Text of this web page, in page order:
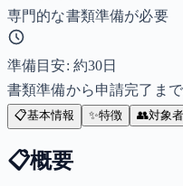
専門的な書類準備が必要
準備目安: 約30日
書類準備から申請完了ま
📋基本情報 ✨特徴 👥対象者
📋概要